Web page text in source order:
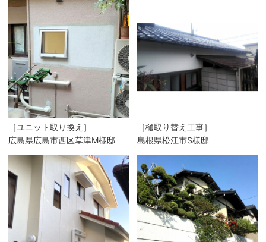
［ユニット取り換え］
広島県広島市西区草津M様邸
［樋取り替え工事］
島根県松江市S様邸